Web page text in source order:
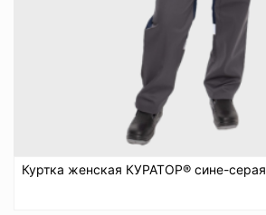
Куртка женская КУРАТОР® сине-серая